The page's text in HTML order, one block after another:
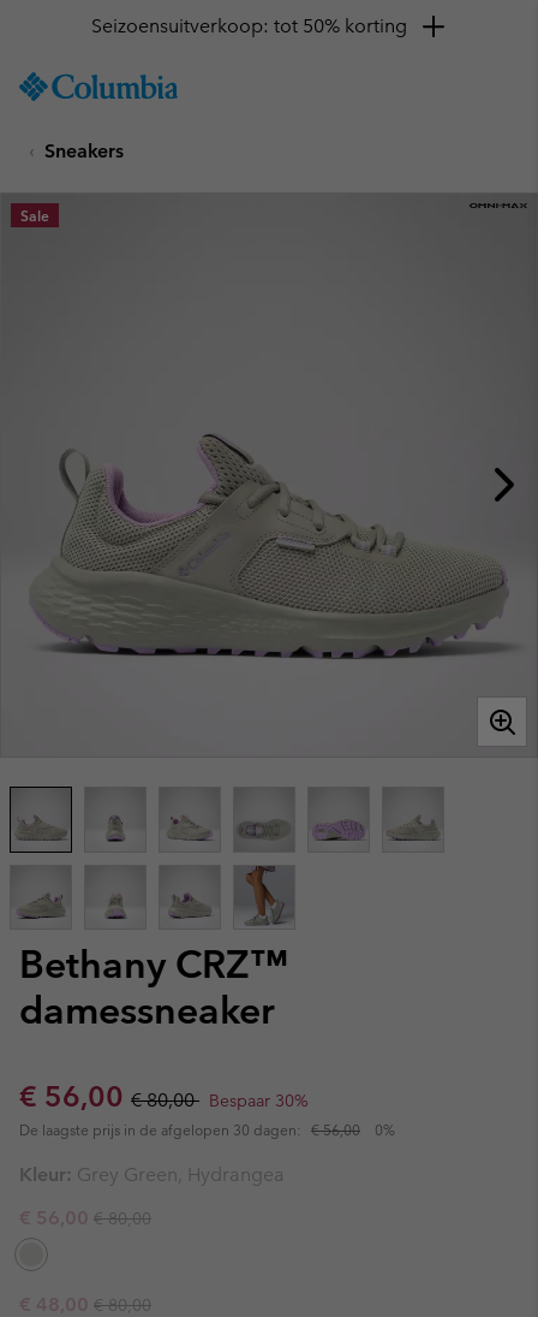
TO
SKIP
MAIN
NAV
Seizoensuitverkoop: tot 50% korting
Sneakers
Bethany CRZ™
damessneaker
Sale price:
€ 56,00 Regular price:
€ 80,00 Bespaar 30%
De laagste prijs in de afgelopen 30 dagen: € 56,00 0%
Sale
Kleur: Grey Green, Hydrangea
Sale price:
€ 56,00 Regular price:
€ 80,00
Sale price:
€ 48,00 Regular price:
€ 80,00